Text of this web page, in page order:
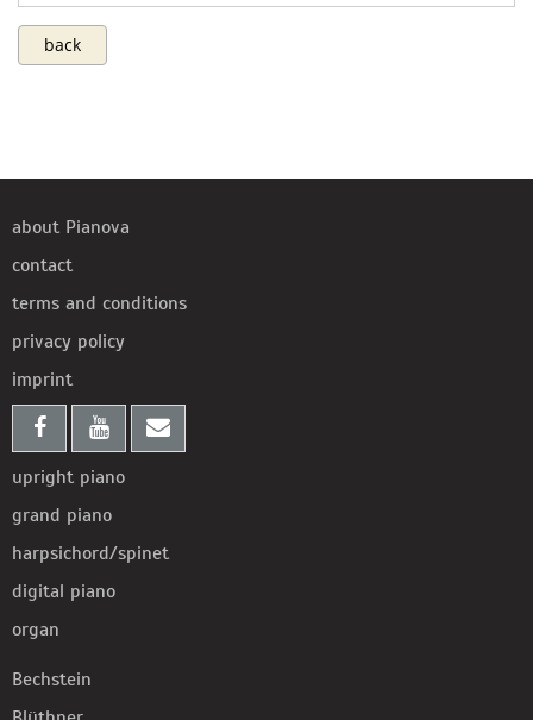
back
about Pianova
contact
terms and conditions
privacy policy
imprint
upright piano
grand piano
harpsichord/spinet
digital piano
organ
Bechstein